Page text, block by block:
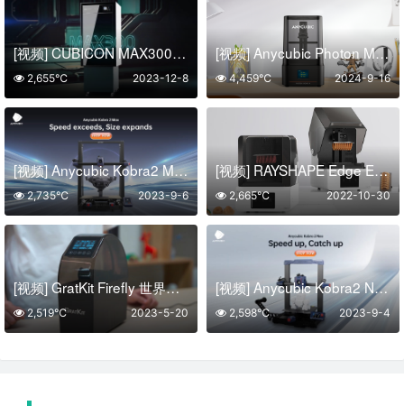
[视频] CUBICON MAX300：世界上第一台355nm自上而下的SLA 3D打印机
2023-12-8
2,655℃
[视频] Anycubic Photon Mono 4 Ultra 7寸10K LCD光固化3D打印机
2024-9-16
4,459℃
[视频] Anycubic Kobra2 Max：高速巨舰 88L打印体积 智能且易用
2023-9-6
2,735℃
[视频] RAYSHAPE Edge E1: 高性价比的专业齿科3D打印机
2022-10-30
2,665℃
[视频] GratKit Firefly 世界上第一台APP控制的3D打印长丝干燥机
2023-5-20
2,519℃
[视频] Anycubic Kobra2 Neo：最佳入门级高速FDM 3D打印机
2023-9-4
2,598℃